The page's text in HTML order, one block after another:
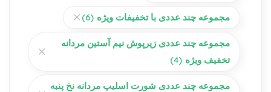
مجموعه چند عددی با تخفیفات ویژه (6)
مجموعه چند عددی زیرپوش نیم آستین مردانه
تخفیف ویژه (4)
مجموعه چند عددی شورت اسلیپ مردانه نخ پنبه